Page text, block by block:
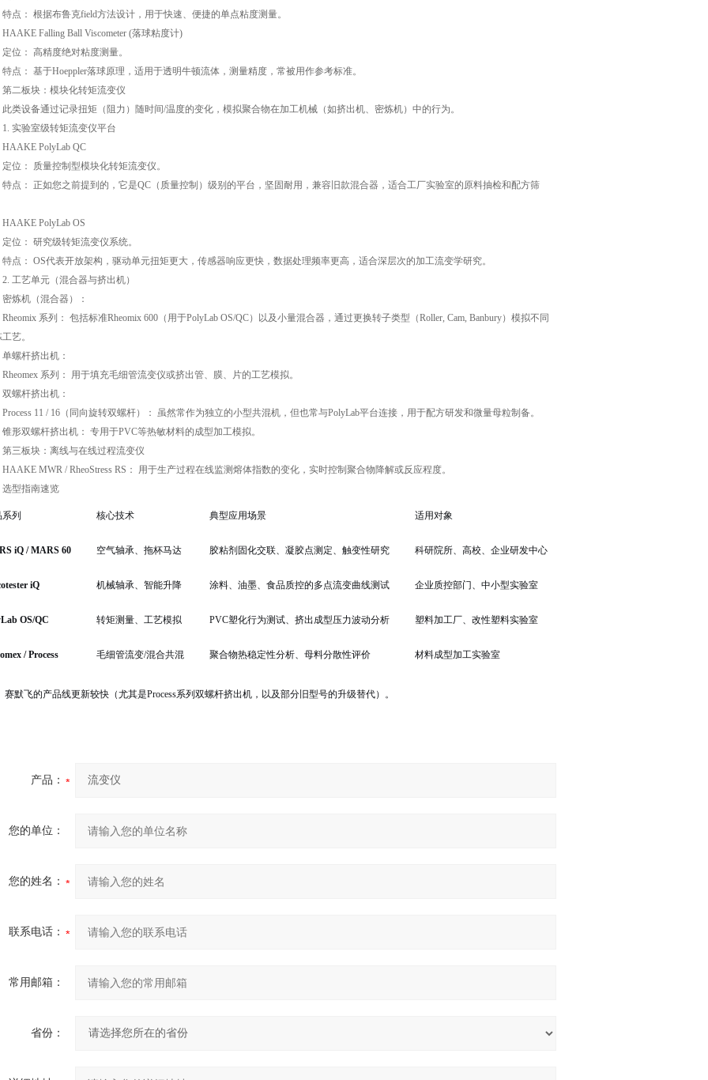
： 根据布鲁克field方法设计，用于快速、便捷的单点粘度测量。
Falling Ball Viscometer (落球粘度计)
： 高精度绝对粘度测量。
： 基于Hoeppler落球原理，适用于透明牛顿流体，测量精度，常被用作参考标准。
板块：模块化转矩流变仪
设备通过记录扭矩（阻力）随时间/温度的变化，模拟聚合物在加工机械（如挤出机、密炼机）中的行为。
验室级转矩流变仪平台
PolyLab QC
： 质量控制型模块化转矩流变仪。
： 正如您之前提到的，它是QC（质量控制）级别的平台，坚固耐用，兼容旧款混合器，适合工厂实验室的原料抽检和配方筛
PolyLab OS
： 研究级转矩流变仪系统。
： OS代表开放架构，驱动单元扭矩更大，传感器响应更快，数据处理频率更高，适合深层次的加工流变学研究。
艺单元（混合器与挤出机）
机（混合器）：
系列： 包括标准Rheomix 600（用于PolyLab OS/QC）以及小量混合器，通过更换转子类型（Roller, Cam, Banbury）模拟不同
艺。
杆挤出机：
系列： 用于填充毛细管流变仪或挤出管、膜、片的工艺模拟。
杆挤出机：
11 / 16（同向旋转双螺杆）： 虽然常作为独立的小型共混机，但也常与PolyLab平台连接，用于配方研发和微量母粒制备。
双螺杆挤出机： 专用于PVC等热敏材料的成型加工模拟。
板块：离线与在线过程流变仪
MWR / RheoStress RS： 用于生产过程在线监测熔体指数的变化，实时控制聚合物降解或反应程度。
指南速览
列 核心技术 典型应用场景 适用对象
iQ / MARS 60 空气轴承、拖杯马达 胶粘剂固化交联、凝胶点测定、触变性研究 科研院所、高校、企业研发中心
iQ 机械轴承、智能升降 涂料、油墨、食品质控的多点流变曲线测试 企业质控部门、中小型实验室
OS/QC 转矩测量、工艺模拟 PVC塑化行为测试、挤出成型压力波动分析 塑料加工厂、改性塑料实验室
/ Process 毛细管流变/混合共混 聚合物热稳定性分析、母料分散性评价 材料成型加工实验室
赛默飞的产品线更新较快（尤其是Process系列双螺杆挤出机，以及部分旧型号的升级替代）。
产品：
您的单位：
您的姓名：
联系电话：
常用邮箱：
省份：